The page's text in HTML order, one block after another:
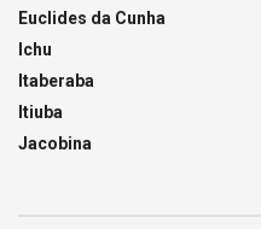
Euclides da Cunha
Ichu
Itaberaba
Itiuba
Jacobina